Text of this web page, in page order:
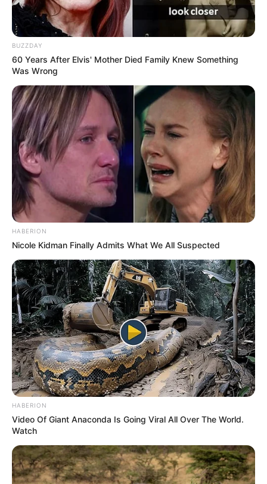
LIHAT ARTIKEL LAINNYA
BUZZDAY
60 Years After Elvis' Mother Died Family Knew Something
Was Wrong
HABERION
Nicole Kidman Finally Admits What We All Suspected
HABERION
Video Of Giant Anaconda Is Going Viral All Over The World.
Watch